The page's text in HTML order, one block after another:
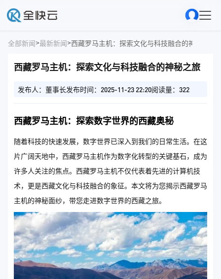
全部新闻>最新新闻>西藏罗马主机：探索文化与科技融合的神秘之旅
西藏罗马主机：探索文化与科技融合的神秘之旅
发布人：董事长发布时间：2025-11-23 22:20阅读量：322
西藏罗马主机：探索数字世界的西藏奥秘
随着科技的快速发展，数字世界已深入到我们的日常生活。在这
片广阔天地中，西藏罗马主机作为数字化转型的关键基石，成为
许多人关注的焦点。西藏罗马主机不仅代表着先进的计算机技
术，更是西藏文化与科技融合的象征。本文将为您揭示西藏罗马
主机的神秘面纱，带您走进数字世界的西藏之旅。